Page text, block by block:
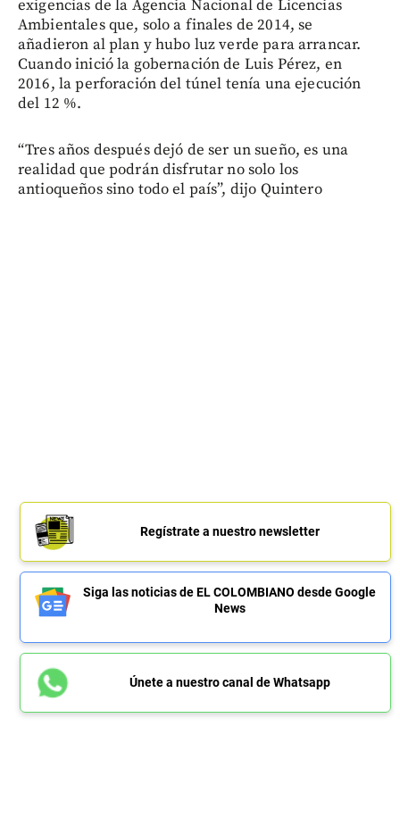
exigencias de la Agencia Nacional de Licencias
Ambientales que, solo a finales de 2014, se
añadieron al plan y hubo luz verde para arrancar.
Cuando inició la gobernación de Luis Pérez, en
2016, la perforación del túnel tenía una ejecución
del 12 %.
“Tres años después dejó de ser un sueño, es una
realidad que podrán disfrutar no solo los
antioqueños sino todo el país”, dijo Quintero
Regístrate a nuestro newsletter
Siga las noticias de EL COLOMBIANO desde Google
News
Únete a nuestro canal de Whatsapp